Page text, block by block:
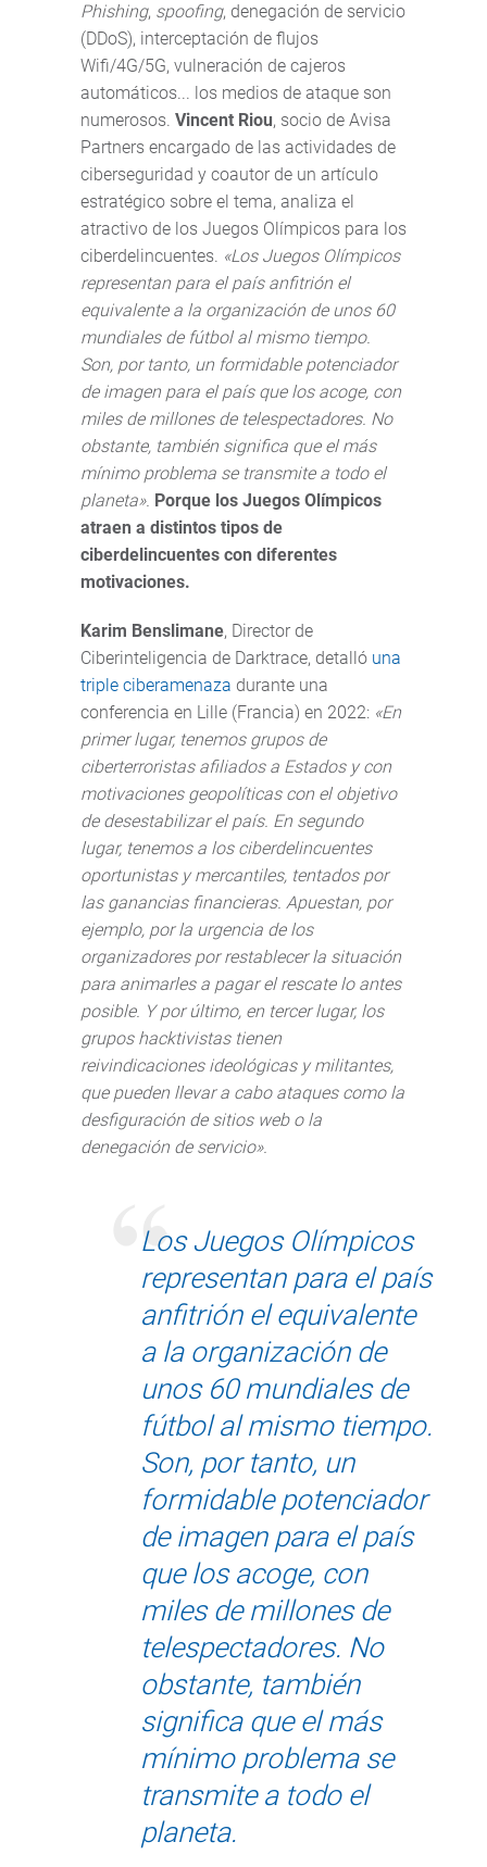
Phishing, spoofing, denegación de servicio
(DDoS), interceptación de flujos
Wifi/4G/5G, vulneración de cajeros
automáticos... los medios de ataque son
numerosos. Vincent Riou, socio de Avisa
Partners encargado de las actividades de
ciberseguridad y coautor de un artículo
estratégico sobre el tema, analiza el
atractivo de los Juegos Olímpicos para los
ciberdelincuentes. «Los Juegos Olímpicos
representan para el país anfitrión el
equivalente a la organización de unos 60
mundiales de fútbol al mismo tiempo.
Son, por tanto, un formidable potenciador
de imagen para el país que los acoge, con
miles de millones de telespectadores. No
obstante, también significa que el más
mínimo problema se transmite a todo el
planeta». Porque los Juegos Olímpicos
atraen a distintos tipos de
ciberdelincuentes con diferentes
motivaciones.
Karim Benslimane, Director de
Ciberinteligencia de Darktrace, detalló una
triple ciberamenaza durante una
conferencia en Lille (Francia) en 2022: «En
primer lugar, tenemos grupos de
ciberterroristas afiliados a Estados y con
motivaciones geopolíticas con el objetivo
de desestabilizar el país. En segundo
lugar, tenemos a los ciberdelincuentes
oportunistas y mercantiles, tentados por
las ganancias financieras. Apuestan, por
ejemplo, por la urgencia de los
organizadores por restablecer la situación
para animarles a pagar el rescate lo antes
posible. Y por último, en tercer lugar, los
grupos hacktivistas tienen
reivindicaciones ideológicas y militantes,
que pueden llevar a cabo ataques como la
desfiguración de sitios web o la
denegación de servicio».
Los Juegos Olímpicos
representan para el país
anfitrión el equivalente
a la organización de
unos 60 mundiales de
fútbol al mismo tiempo.
Son, por tanto, un
formidable potenciador
de imagen para el país
que los acoge, con
miles de millones de
telespectadores. No
obstante, también
significa que el más
mínimo problema se
transmite a todo el
planeta.